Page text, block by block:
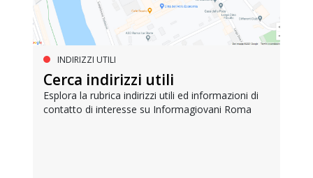
INDIRIZZI UTILI
Cerca indirizzi utili
Esplora la rubrica indirizzi utili ed informazioni di
contatto di interesse su Informagiovani Roma